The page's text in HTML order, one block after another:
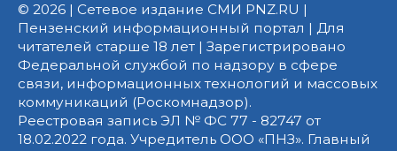
© 2026 | Сетевое издание СМИ PNZ.RU |
Пензенский информационный портал | Для
читателей старше 18 лет | Зарегистрировано
Федеральной службой по надзору в сфере
связи, информационных технологий и массовых
коммуникаций (Роскомнадзор).
Реестровая запись ЭЛ № ФС 77 - 82747 от
18.02.2022 года. Учредитель ООО «ПНЗ». Главный